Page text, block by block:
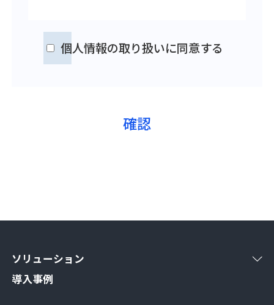
個人情報の取り扱いに同意する
ソリューション
導入事例